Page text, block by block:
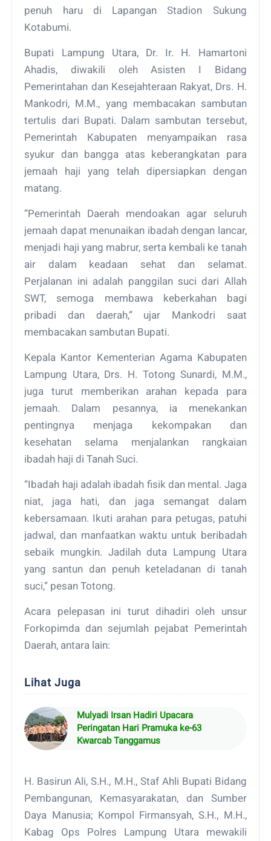
penuh haru di Lapangan Stadion Sukung
Kotabumi.
Bupati Lampung Utara, Dr. Ir. H. Hamartoni
Ahadis, diwakili oleh Asisten I Bidang
Pemerintahan dan Kesejahteraan Rakyat, Drs. H.
Mankodri, M.M., yang membacakan sambutan
tertulis dari Bupati. Dalam sambutan tersebut,
Pemerintah Kabupaten menyampaikan rasa
syukur dan bangga atas keberangkatan para
jemaah haji yang telah dipersiapkan dengan
matang.
“Pemerintah Daerah mendoakan agar seluruh
jemaah dapat menunaikan ibadah dengan lancar,
menjadi haji yang mabrur, serta kembali ke tanah
air dalam keadaan sehat dan selamat.
Perjalanan ini adalah panggilan suci dari Allah
SWT, semoga membawa keberkahan bagi
pribadi dan daerah,” ujar Mankodri saat
membacakan sambutan Bupati.
Kepala Kantor Kementerian Agama Kabupaten
Lampung Utara, Drs. H. Totong Sunardi, M.M.,
juga turut memberikan arahan kepada para
jemaah. Dalam pesannya, ia menekankan
pentingnya menjaga kekompakan dan
kesehatan selama menjalankan rangkaian
ibadah haji di Tanah Suci.
“Ibadah haji adalah ibadah fisik dan mental. Jaga
niat, jaga hati, dan jaga semangat dalam
kebersamaan. Ikuti arahan para petugas, patuhi
jadwal, dan manfaatkan waktu untuk beribadah
sebaik mungkin. Jadilah duta Lampung Utara
yang santun dan penuh keteladanan di tanah
suci,” pesan Totong.
Acara pelepasan ini turut dihadiri oleh unsur
Forkopimda dan sejumlah pejabat Pemerintah
Daerah, antara lain:
Lihat Juga
Mulyadi Irsan Hadiri Upacara
Peringatan Hari Pramuka ke-63
Kwarcab Tanggamus
H. Basirun Ali, S.H., M.H., Staf Ahli Bupati Bidang
Pembangunan, Kemasyarakatan, dan Sumber
Daya Manusia; Kompol Firmansyah, S.H., M.H.,
Kabag Ops Polres Lampung Utara mewakili